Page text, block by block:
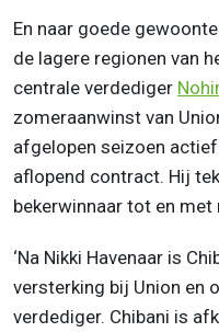
En naar goede
de lagere regionen van
centrale verdediger
zomeraanwinst van
afgelopen seizoen
aflopend contract. Hij
bekerwinnaar tot en met
‘Na Nikki Havenaar is
versterking bij Union en
verdediger. Chibani is